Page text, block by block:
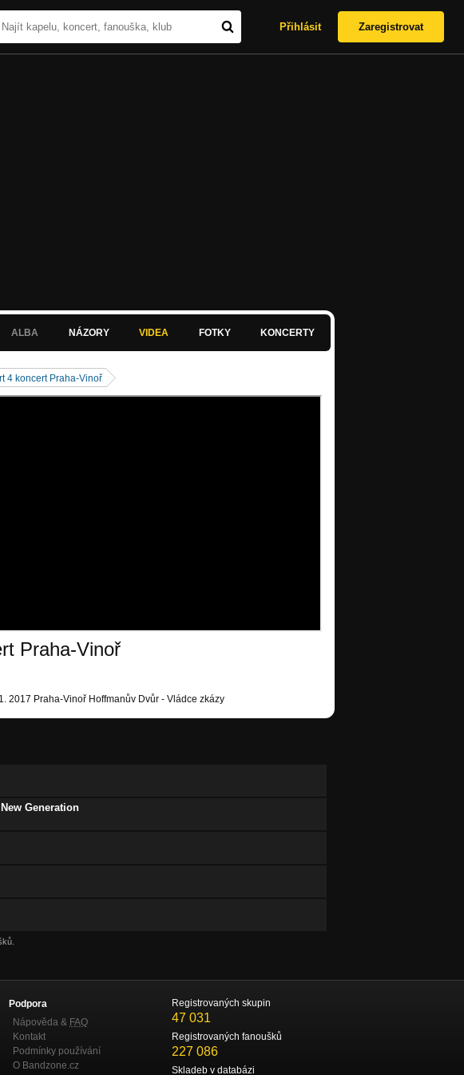
Přihlásit Zaregistrovat
ALBA NÁZORY VIDEA FOTKY KONCERTY
4 koncert Praha-Vinoř
Praha-Vinoř
2017 Praha-Vinoř Hoffmanův Dvůr - Vládce zkázy
Generation
Podpora
Nápověda & FAQ
Kontakt
Podmínky používání
O Bandzone.cz
Registrovaných skupin
47 031
Registrovaných fanoušků
227 086
Skladeb v databázi